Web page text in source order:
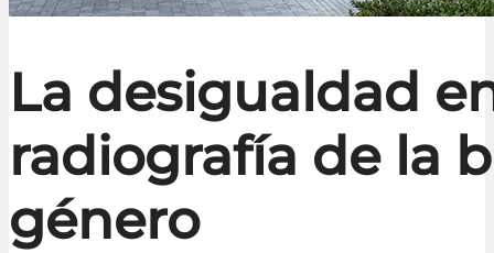
La desigualdad
radiografía de la
género